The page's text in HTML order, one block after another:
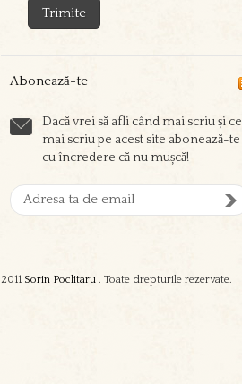
Abonează-te
Dacă vrei să afli când mai scriu și ce
mai scriu pe acest site abonează-te
cu încredere că nu mușcă!
2011 Sorin Poclitaru . Toate drepturile rezervate.